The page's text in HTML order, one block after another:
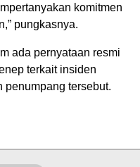
komitmen
pungkasnya.
ada pernyataan resmi
terkait insiden
penumpang tersebut.